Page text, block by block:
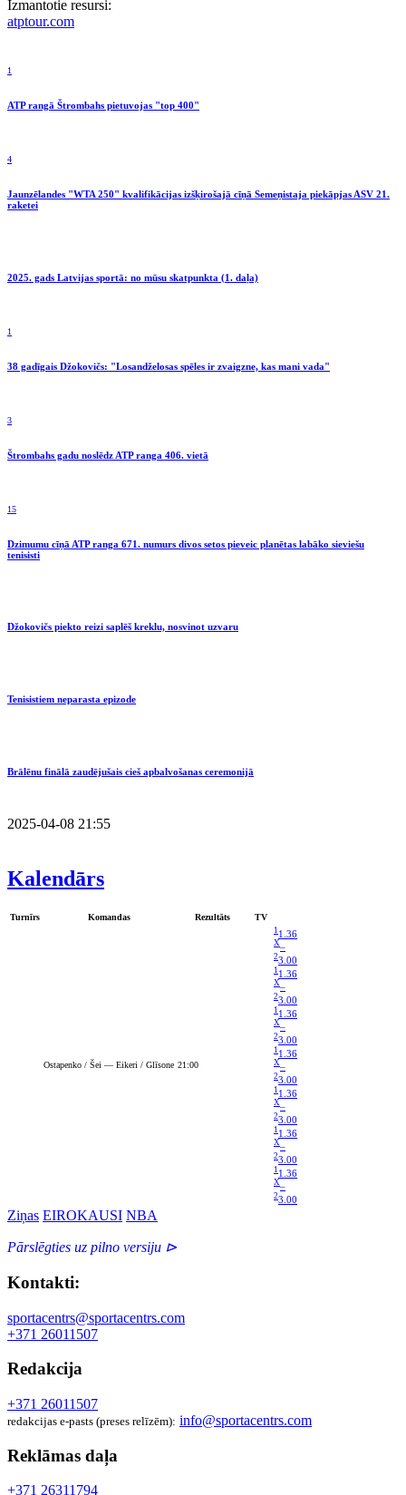
Izmantotie resursi:
atptour.com
1
ATP rangā Štrombahs pietuvojas "top 400"
4
Jaunzēlandes "WTA 250" kvalifikācijas izšķirošajā cīņā Semeņistaja piekāpjas ASV 21.
raketei
2025. gads Latvijas sportā: no mūsu skatpunkta (1. daļa)
1
38 gadīgais Džokovičs: "Losandželosas spēles ir zvaigzne, kas mani vada"
3
Štrombahs gadu noslēdz ATP ranga 406. vietā
15
Dzimumu cīņā ATP ranga 671. numurs divos setos pieveic planētas labāko sieviešu
tenisisti
Džokovičs piekto reizi saplēš kreklu, nosvinot uzvaru
Tenisistiem neparasta epizode
Brālēnu finālā zaudējušais cieš apbalvošanas ceremonijā
2025-04-08 21:55
Kalendārs
Turnīrs Komandas Rezultāts TV
Ostapenko / Šei — Eikeri / Glīsone 21:00
1 1.36
X–
23.00
1 1.36
X–
23.00
1 1.36
X–
23.00
1 1.36
X–
23.00
1 1.36
X–
23.00
1 1.36
X–
23.00
1 1.36
X–
23.00
Ziņas EIROKAUSI NBA
Pārslēgties uz pilno versiju ⊳
Kontakti:
sportacentrs@sportacentrs.com
+371 26011507
Redakcija
+371 26011507
redakcijas e-pasts (preses relīzēm): info@sportacentrs.com
Reklāmas daļa
+371 26311794